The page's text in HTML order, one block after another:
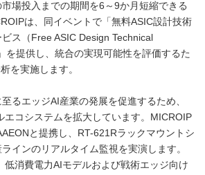
場投入までの期間を6～9か月短縮できる
は、同イベントで「無料ASIC設計技術
ス（Free ASIC Design Technical
を提供し、統合の実現可能性を評価するた
を実施します。
るエッジAI産業の発展を促進するため、
エコシステムを拡大しています。MICROIP
と提携し、RT-621Rラックマウントシ
インのリアルタイム監視を実演します。
低消費電力AIモデルおよび戦術エッジ向け